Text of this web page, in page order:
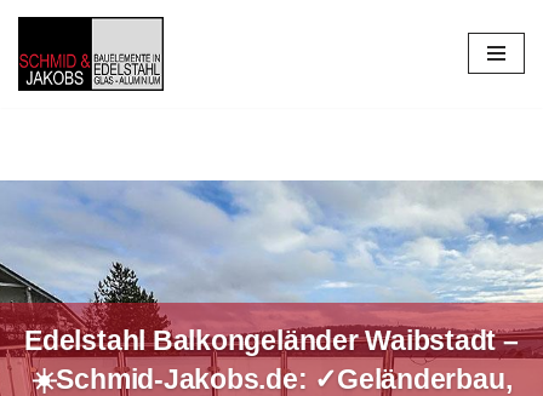
Zum
Inhalt
Edelstahl Balkongeländer Waibstadt –
☀️Schmid-Jakobs.de: ✓Geländerbau,